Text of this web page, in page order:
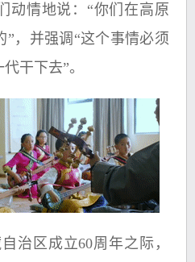
动情地说：“你们在高原
”，并强调“这个事情必须
干下去”。
区成立60周年之际，